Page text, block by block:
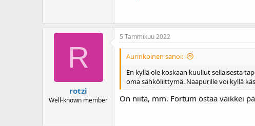
R
rotzi
Well-known member
5 Tammikuu 2022
Aurinkoinen sanoi:
En kyllä ole koskaan kuullut sellaisesta
oma sähköliittymä. Naapurille voi kyllä
On niitä, mm. Fortum ostaa vaikkei